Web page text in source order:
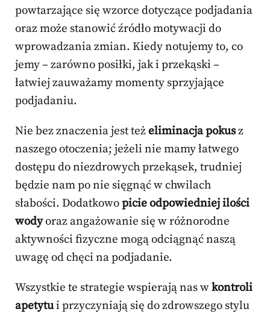
powtarzające się wzorce dotyczące podjadania
oraz może stanowić źródło motywacji do
wprowadzania zmian. Kiedy notujemy to, co
jemy – zarówno posiłki, jak i przekąski –
łatwiej zauważamy momenty sprzyjające
podjadaniu.
Nie bez znaczenia jest teżeliminacja pokusz
naszego otoczenia; jeżeli nie mamy łatwego
dostępu do niezdrowych przekąsek, trudniej
będzie nam po nie sięgnąć w chwilach
słabości. Dodatkowopicie odpowiedniej ilości
wodyoraz angażowanie się w różnorodne
aktywności fizyczne mogą odciągnąć naszą
uwagę od chęci na podjadanie.
Wszystkie te strategie wspierają nas wkontroli
apetytui przyczyniają się do zdrowszego stylu